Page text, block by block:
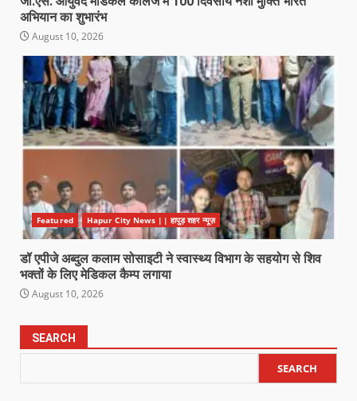
अभियान का शुभारंभ
August 10, 2026
Featured Hapur City News || हापुड़ शहर न्यूज़
डॉ एपीजे अब्दुल कलाम सोसाइटी ने स्वास्थ्य विभाग के सहयोग से शिव
भक्तों के लिए मेडिकल कैम्प लगाया
August 10, 2026
SEARCH
SEARCH